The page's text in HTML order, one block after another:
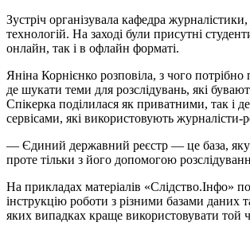
Зустріч організувала кафедра
технологій. На заході були присутні
онлайн, так і в офлайн форматі.
Яніна Корнієнко розповіла, з чого
де шукати теми для розслідувань, які
Спікерка поділилася як приватними, так і
сервісами, які використовують журналісти-
— Єдиний державний реєстр — це база,
проте тільки з його допомогою
На прикладах матеріалів «Слідство.Інфо»
інструкцію роботи з різними базами даних
яких випадках краще використовувати той